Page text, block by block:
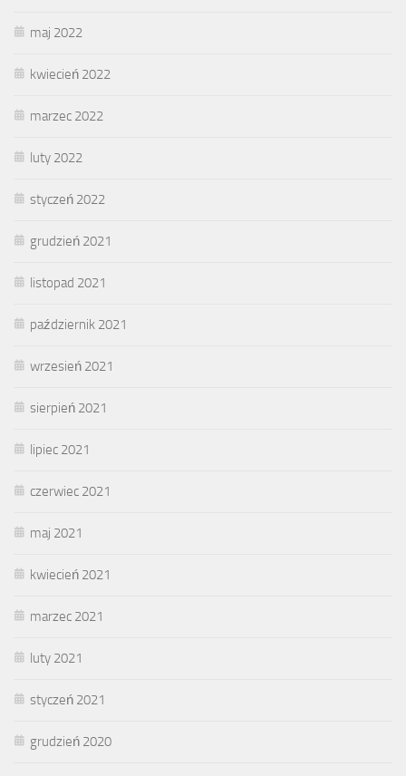
maj 2022
kwiecień 2022
marzec 2022
luty 2022
styczeń 2022
grudzień 2021
listopad 2021
październik 2021
wrzesień 2021
sierpień 2021
lipiec 2021
czerwiec 2021
maj 2021
kwiecień 2021
marzec 2021
luty 2021
styczeń 2021
grudzień 2020